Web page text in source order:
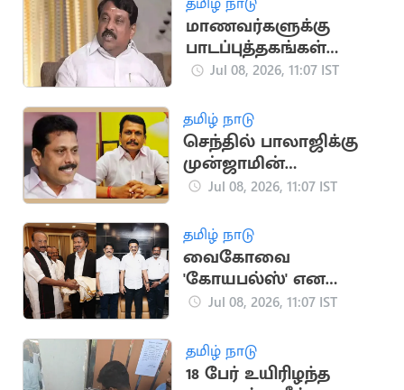
மாணவர்களுக்கு
பாடப்புத்தகங்கள்
வழங்கப்படவில்லை -
Jul 08, 2026, 11:07 IST
தமிழ் நாடு
செந்தில் பாலாஜிக்கு
முன்ஜாமின்
வழங்கியது உயர்
Jul 08, 2026, 11:07 IST
தமிழ் நாடு
வைகோவை
'கோயபல்ஸ்' என
விமர்சித்த விசிக
Jul 08, 2026, 11:07 IST
தமிழ் நாடு
18 பேர் உயிரிழந்த